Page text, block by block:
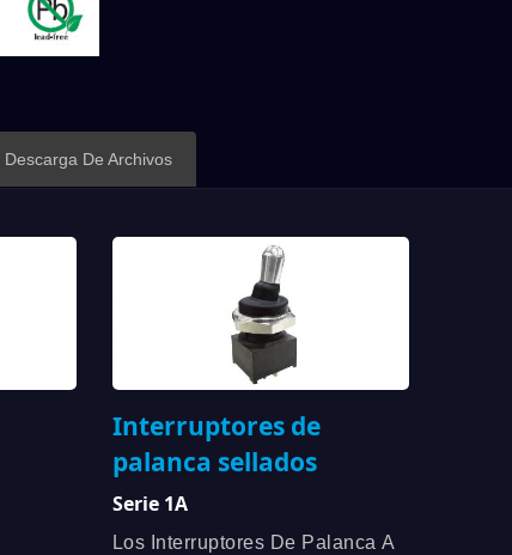
Descarga De Archivos
Interruptores de
palanca sellados
Serie 1A
Los Interruptores De Palanca A